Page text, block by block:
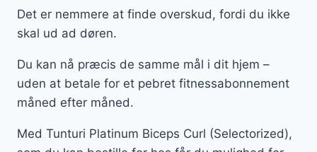
Det er nemmere at finde overskud, fordi du ikke
skal ud ad døren.
Du kan nå præcis de samme mål i dit hjem –
uden at betale for et pebret fitnessabonnement
måned efter måned.
Med Tunturi Platinum Biceps Curl (Selectorized),